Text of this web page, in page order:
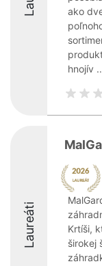
ako
hnojív
Laureáti
Krtíši,
širokej